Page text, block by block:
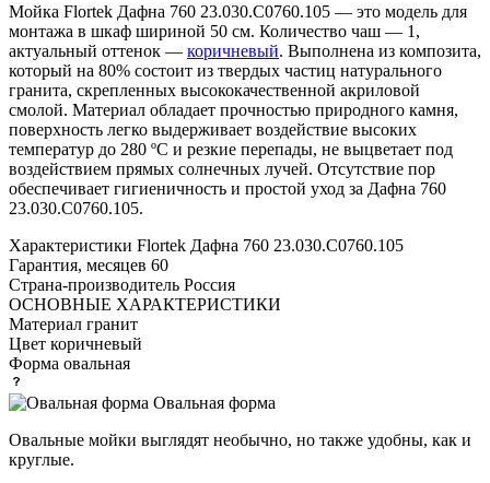
Мойка Flortek Дафна 760 23.030.C0760.105 — это модель для
монтажа в шкаф шириной 50 см. Количество чаш — 1,
актуальный оттенок — коричневый. Выполнена из композита,
который на 80% состоит из твердых частиц натурального
гранита, скрепленных высококачественной акриловой
смолой. Материал обладает прочностью природного камня,
поверхность легко выдерживает воздействие высоких
температур до 280 ºС и резкие перепады, не выцветает под
воздействием прямых солнечных лучей. Отсутствие пор
обеспечивает гигиеничность и простой уход за Дафна 760
23.030.C0760.105.
Характеристики Flortek Дафна 760 23.030.C0760.105
Гарантия, месяцев 60
Страна-производитель Россия
ОСНОВНЫЕ ХАРАКТЕРИСТИКИ
Материал гранит
Цвет коричневый
Форма овальная
Овальная форма
Овальные мойки выглядят необычно, но также удобны, как и
круглые.